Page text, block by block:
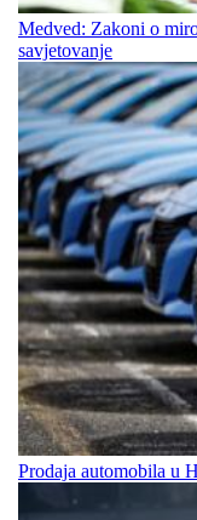
Medved: Zakoni o
savjetovanje
Prodaja automobila u